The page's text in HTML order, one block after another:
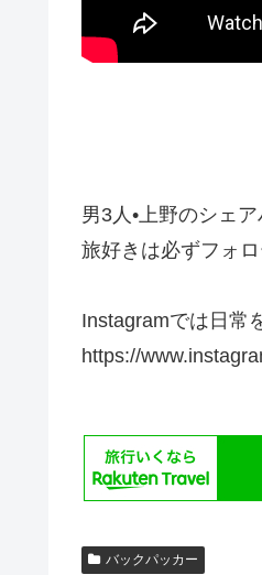
男3人•上野のシェ
旅好きは必ずフォ
Instagramでは日常
https://
バックパッカー